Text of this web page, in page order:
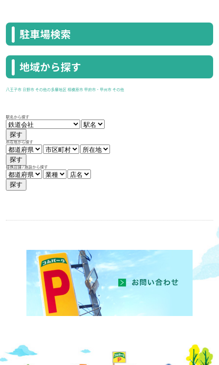
駐車場検索
地域から探す
八王子市 日野市 その他の多摩地区 相模原市 甲府市・甲州市 その他
駅名から探す
探す
所在地から探す
探す
提携店舗 / 施設から探す
探す